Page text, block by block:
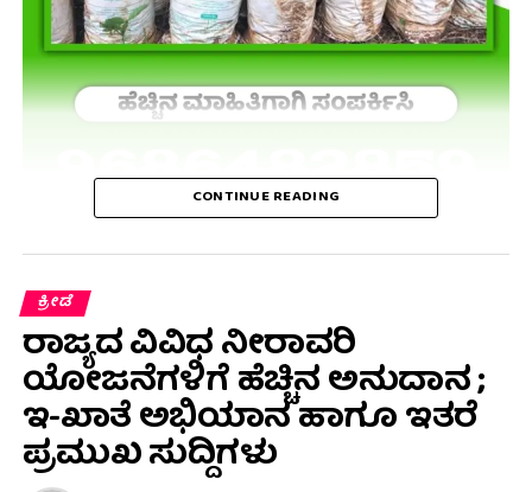
CONTINUE READING
ಕ್ರೀಡೆ
ರಾಜ್ಯದ ವಿವಿಧ ನೀರಾವರಿ
ಯೋಜನೆಗಳಿಗೆ ಹೆಚ್ಚಿನ ಅನುದಾನ ;
ಇ-ಖಾತೆ ಅಭಿಯಾನ ಹಾಗೂ ಇತರೆ
‌ಪ್ರಮುಖ ಸುದ್ದಿಗಳು